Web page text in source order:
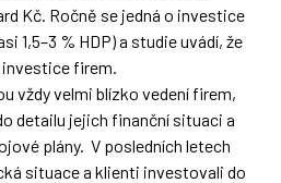
Kč. Ročně se jedná o investice
1,5–3 % HDP) a studie uvádí, že
firem.
vždy velmi blízko vedení firem,
detailu jejich finanční situaci a
plány. V posledních letech
situace a klienti investovali do